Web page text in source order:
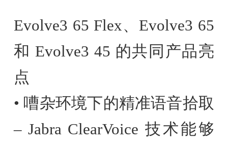
Evolve3 65 Flex、Evolve3 65
和 Evolve3 45 的共同产品亮
点
• 嘈杂环境下的精准语音拾取
– Jabra ClearVoice 技术能够